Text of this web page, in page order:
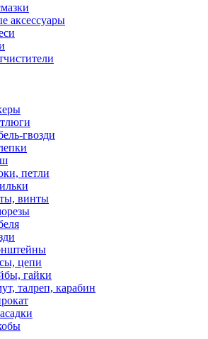
аксессуары
гвозди
петли
винты
цепи
гайки
талреп, карабин